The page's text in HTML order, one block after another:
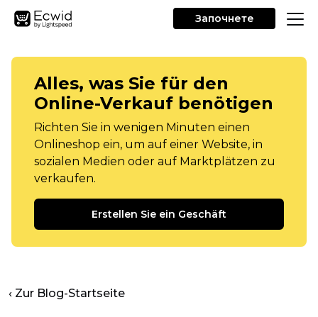
Започнете
Alles, was Sie für den
Online-Verkauf benötigen
Richten Sie in wenigen Minuten einen
Onlineshop ein, um auf einer Website, in
sozialen Medien oder auf Marktplätzen zu
verkaufen.
Erstellen Sie ein Geschäft
‹ Zur Blog-Startseite